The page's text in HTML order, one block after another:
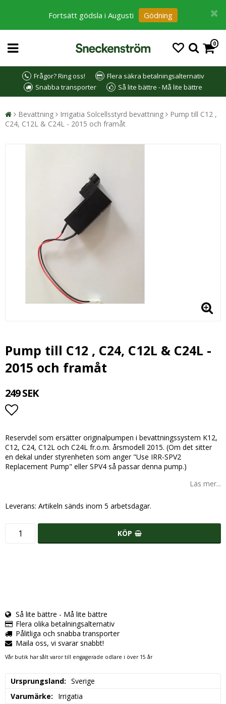
Fortsätt gödsla i Augusti Gödning
0
Frågor? Ring oss!
Flera säkra betalningsalternativ
Snabba transporter
Så lite bättre - Må lite bättre
Bevattning Irrigatia Solcellsstyrd bevattning
Pump till C12 ,
C24, C12L & C24L - 2015 och framåt
Pump till C12 , C24, C12L & C24L -
2015 och framåt
249 SEK
Reservdel som ersätter originalpumpen i bevattningssystem K12,
C12, C24, C12L och C24L fr.o.m. årsmodell 2015. (Om det sitter
en dekal under styrenheten som anger "Use IRR-SPV2
Replacement Pump" eller SPV4 så passar denna pump.)
Läs mer...
Leverans: Artikeln sänds inom 5 arbetsdagar.
KÖP
Så lite bättre - Må lite bättre
Flera olika betalningsalternativ
Pålitliga och snabba transporter
Maila oss, vi svarar snabbt!
Vår butik har sålt varor till engagerade odlare i över 15 år
Ursprungsland
Sverige
Varumärke
Irrigatia